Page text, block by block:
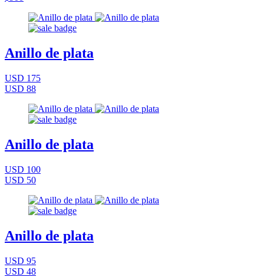
Anillo de plata
USD 175
USD 88
Anillo de plata
USD 100
USD 50
Anillo de plata
USD 95
USD 48